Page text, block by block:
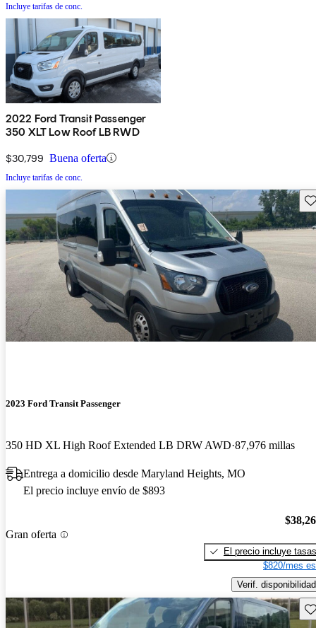
Incluye tarifas de conc.
2022 Ford Transit Passenger
350 XLT Low Roof LB RWD
$30,799 Buena oferta
Incluye tarifas de conc.
2023 Ford Transit Passenger
350 HD XL High Roof Extended LB DRW AWD 87,976 millas
Entrega a domicilio desde Maryland Heights, MO
El precio incluye envío de $893
Gran oferta
El precio incluye tasas
$820/mes
Verif. disponibilidad